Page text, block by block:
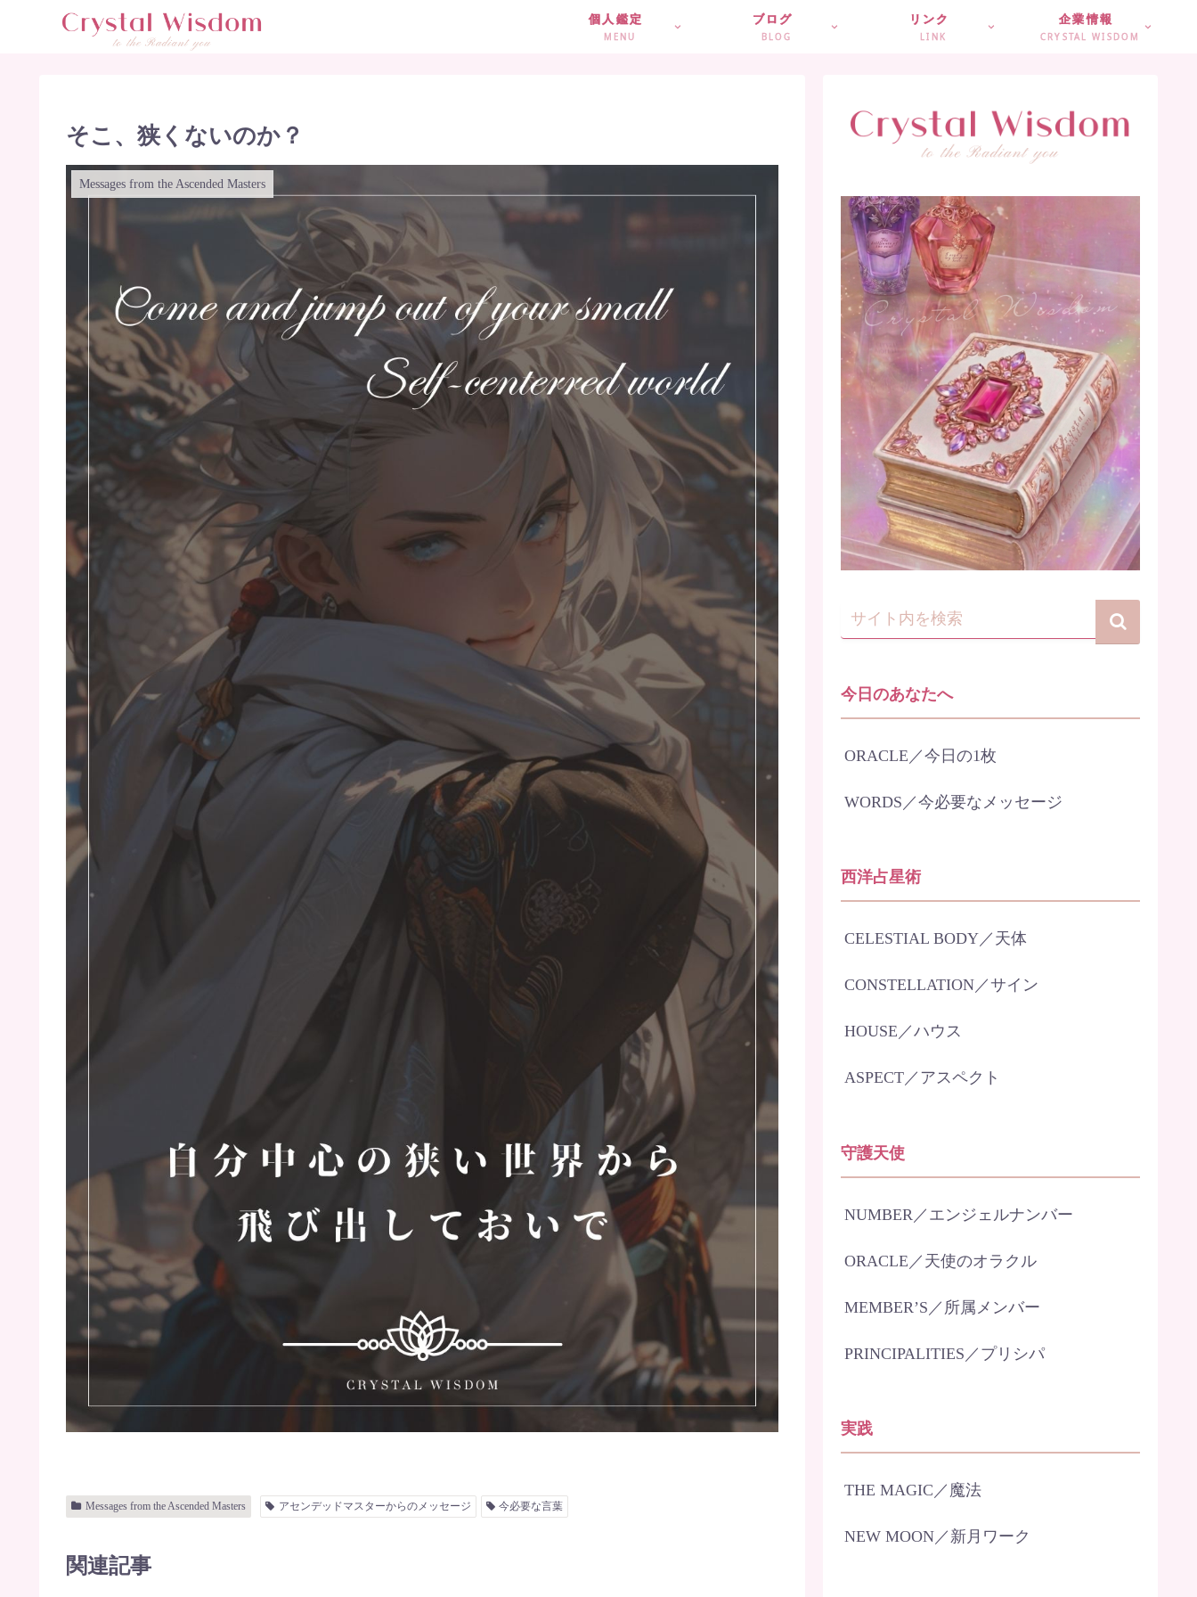
個人鑑定
MENU
ブログ
BLOG
リンク
LINK
企業情報
CRYSTAL WISDOM
そこ、狭くないのか？
Messages from the Ascended Masters
Messages from the Ascended Masters アセンデッドマスターからのメッセージ 今必要な言葉
関連記事
今日のあなたへ
ORACLE／今日の1枚
WORDS／今必要なメッセージ
西洋占星術
CELESTIAL BODY／天体
CONSTELLATION／サイン
HOUSE／ハウス
ASPECT／アスペクト
守護天使
NUMBER／エンジェルナンバー
ORACLE／天使のオラクル
MEMBER’S／所属メンバー
PRINCIPALITIES／プリシパ
実践
THE MAGIC／魔法
NEW MOON／新月ワーク